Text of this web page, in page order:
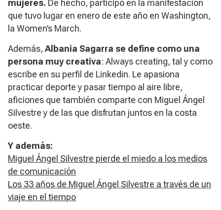
mujeres. De hecho, participó en la manifestación
que tuvo lugar en enero de este año en Washington,
la Women’s March.
Además, Albania Sagarra se define como una
persona muy creativa: Always creating, tal y como
escribe en su perfil de Linkedin. Le apasiona
practicar deporte y pasar tiempo al aire libre,
aficiones que también comparte con Miguel Ángel
Silvestre y de las que disfrutan juntos en la costa
oeste.
Y además:
Miguel Ángel Silvestre pierde el miedo a los medios
de comunicación
Los 33 años de Miguel Ángel Silvestre a través de un
viaje en el tiempo